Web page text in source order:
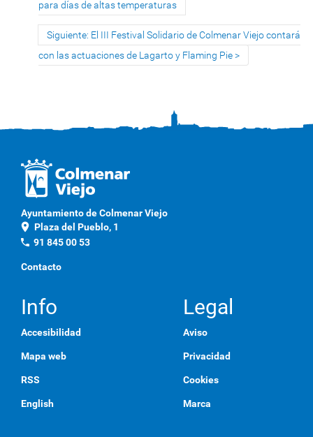
para días de altas temperaturas
Siguiente: El III Festival Solidario de Colmenar Viejo contará
con las actuaciones de Lagarto y Flaming Pie
Ayuntamiento de Colmenar Viejo
location_on Plaza del Pueblo, 1
phone 91 845 00 53
Contacto
Info
Accesibilidad
Mapa web
RSS
English
Legal
Aviso
Privacidad
Cookies
Marca